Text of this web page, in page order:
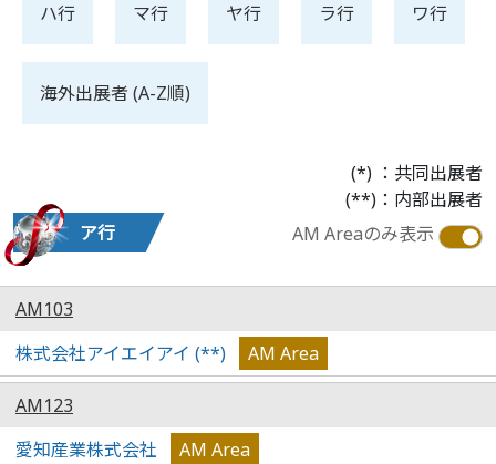
ハ行 マ行 ヤ行 ラ行 ワ行
海外出展者 (A-Z順)
(*) ：共同出展者
(**)：内部出展者
ア行
AM Areaのみ表示
AM103
株式会社アイエイアイ (**)
AM Area
AM123
愛知産業株式会社
AM Area